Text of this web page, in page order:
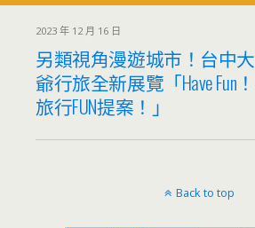
2023 年 12 月 16 日
另類視角漫遊城市！台中
爺行旅全新展覽「Have Fun
旅行FUN提案！」
Back to top